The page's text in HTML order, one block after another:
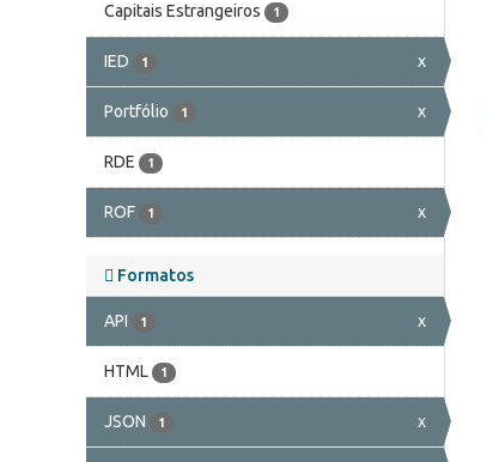
Capitais Estrangeiros 1
IED 1 x
Portfólio 1 x
RDE 1
ROF 1 x
Formatos
API 1 x
HTML 1
JSON 1 x